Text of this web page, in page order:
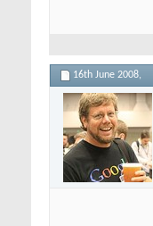
16th June 2008,